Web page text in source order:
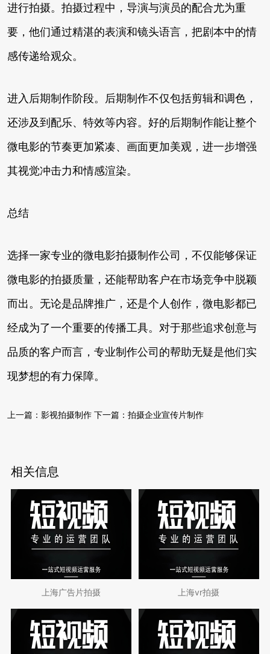
进行拍摄。拍摄过程中，导演与演员的配合尤为重
要，他们通过精湛的表演和镜头语言，把剧本中的情
感传递给观众。
进入后期制作阶段。后期制作不仅包括剪辑和调色，
还涉及到配乐、特效等内容。好的后期制作能让整个
微电影的节奏更加紧凑、画面更加美观，进一步增强
其视觉冲击力和情感渲染。
总结
选择一家专业的微电影拍摄制作公司，不仅能够保证
微电影的拍摄质量，还能帮助客户在市场竞争中脱颖
而出。无论是品牌推广，还是个人创作，微电影都已
经成为了一个重要的传播工具。对于那些追求创意与
品质的客户而言，专业制作公司的帮助无疑是他们实
现梦想的有力保障。
上一篇： 影视拍摄制作 下一篇： 拍摄企业宣传片制作
相关信息
上海广告片拍摄 上海vr拍摄